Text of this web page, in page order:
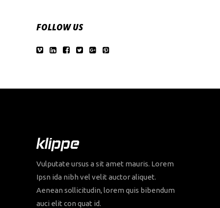
FOLLOW US
Vulputate ursus a sit amet mauris. Lorem
Ipsn ida nibh vel velit auctor aliquet.
Aenean sollicitudin, lorem quis bibendum
auci elit con quat id.